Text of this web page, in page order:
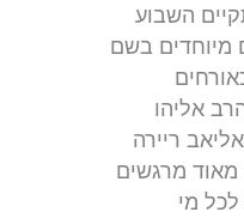
"360, התקיים השבוע
מיוחדים בשם
אליהו
ריירה
מאוד מרגשים
מי